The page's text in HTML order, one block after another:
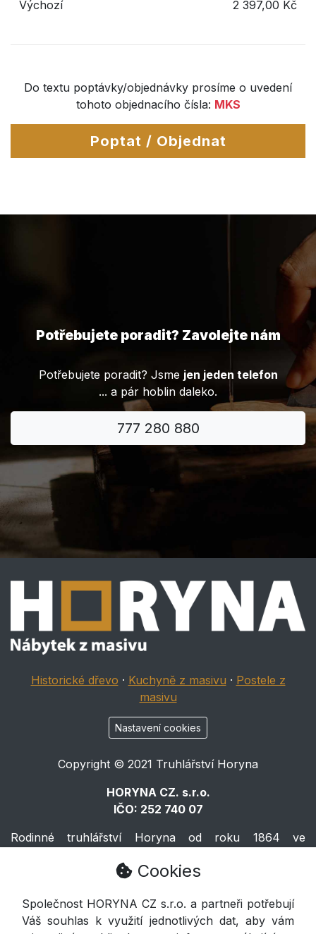
Výchozí 2 397,00 Kč
Do textu poptávky/objednávky prosíme o uvedení
tohoto objednacího čísla: MKS
Poptat / Objednat
Potřebujete poradit? Zavolejte nám
Potřebujete poradit? Jsme jen jeden telefon
... a pár hoblin daleko.
777 280 880
Historické dřevo · Kuchyně z masivu · Postele z
masivu
Nastavení cookies
Copyright © 2021 Truhlářství Horyna
HORYNA CZ. s.r.o.
IČO: 252 740 07
Rodinné truhlářství Horyna od roku 1864 ve
Voleč 133, Lázně Bohdaneč 533 41
Cookies
Společnost HORYNA CZ s.r.o. a partneři potřebují
Váš souhlas k využití jednotlivých dat, aby vám